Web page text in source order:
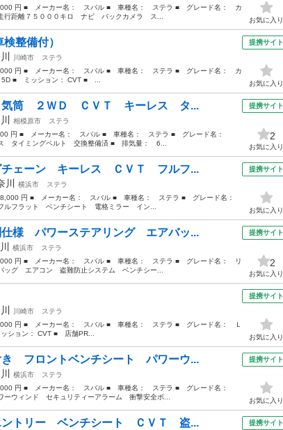
円 ■ メーカー名： スバル ■ 車種名： ステラ ■ グレード名： カ
距離７５０００キロ ナビ バックカメラ ス...
お気に入り
整備付）
川崎市
ステラ
円 ■ メーカー名： スバル ■ 車種名： ステラ ■ グレード名： カ
■ ミッション： CVT ■ ...
提携サイト
お気に入り
気筒 ２ＷＤ ＣＶＴ キーレス タ...
相模原市
ステラ
円 ■ メーカー名： スバル ■ 車種名： ステラ ■ グレード名：
タイミングベルト 交換整備済 ■ 排気量： 6...
提携サイト
2
お気に入り
チェーン キーレス ＣＶＴ フルフ...
川 横浜市
ステラ
円 ■ メーカー名： スバル ■ 車種名： ステラ ■ グレード名：
フラット ベンチシート 電格ミラー イン...
提携サイト
お気に入り
様 パワーステアリング エアバッ...
横浜市
ステラ
円 ■ メーカー名： スバル ■ 車種名： ステラ ■ グレード名： リ
グ エアコン 盗難防止システム ベンチシー...
提携サイト
2
お気に入り
川崎市
ステラ
円 ■ メーカー名： スバル ■ 車種名： ステラ ■ グレード名： Ｌ
ョン： CVT ■ 店舗PR...
提携サイト
お気に入り
フロントベンチシート パワーウ...
横浜市
ステラ
円 ■ メーカー名： スバル ■ 車種名： ステラ ■ グレード名：
ウィンド セキュリティーアラーム 衝撃安全ボ...
提携サイト
お気に入り
ントリー ベンチシート ＣＶＴ 盗... 提携サイト